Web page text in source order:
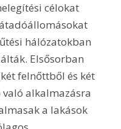
célokat
hálózatokban
Elsősorban
felnőttből és két
alkalmazásra
a lakások